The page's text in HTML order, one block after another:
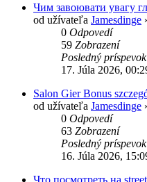
Чим завоювати увагу
od užívateľa Jamesdinge
0 Odpovedí
59 Zobrazení
Posledný príspevok
17. Júla 2026,
Salon Gier Bonus
od užívateľa Jamesdinge
0 Odpovedí
63 Zobrazení
Posledný príspevok
16. Júla 2026,
Что посмотреть на